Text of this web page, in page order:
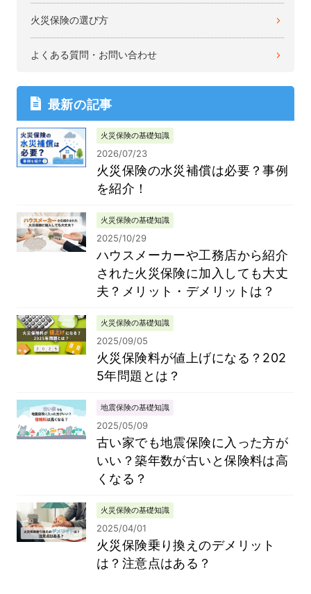
火災保険の選び方
よくある質問・お問い合わせ
最新の記事
火災保険の基礎知識
2026/07/23
火災保険の水災補償は必要？事例
を紹介！
火災保険の基礎知識
2025/10/29
ハウスメーカーや工務店から紹介
された火災保険に加入しても大丈
夫？メリット・デメリットは？
火災保険の基礎知識
2025/09/05
火災保険料が値上げになる？202
5年問題とは？
地震保険の基礎知識
2025/05/09
古い家でも地震保険に入った方が
いい？築年数が古いと保険料は高
くなる？
火災保険の基礎知識
2025/04/01
火災保険乗り換えのデメリット
は？注意点はある？